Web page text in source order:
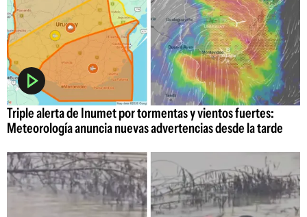
Triple alerta de Inumet por tormentas y vientos fuertes:
Meteorología anuncia nuevas advertencias desde la tarde